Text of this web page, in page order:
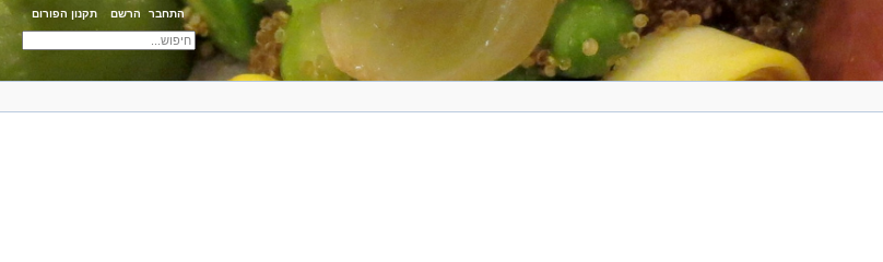
התחבר הרשם תקנון הפורום